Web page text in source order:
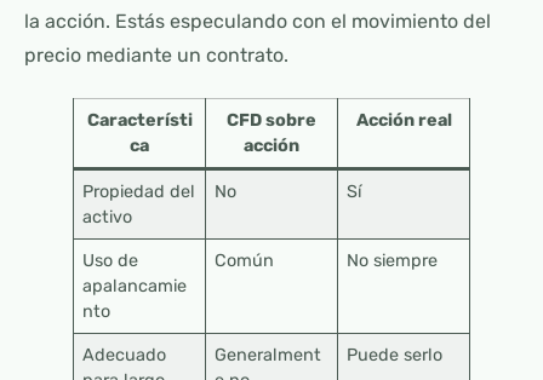
la acción. Estás especulando con el movimiento del
precio mediante un contrato.
Característi
ca
CFD sobre
acción
Acción real
Propiedad del
activo
No Sí
Uso de
apalancamie
nto
Común No siempre
Adecuado
Generalment
Puede serlo